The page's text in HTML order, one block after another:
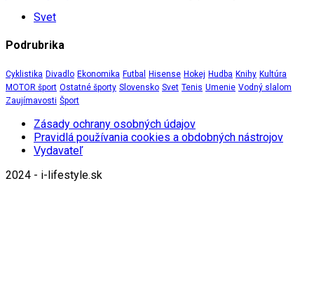
Svet
Podrubrika
Cyklistika Divadlo Ekonomika Futbal Hisense Hokej Hudba Knihy Kultúra
MOTOR šport Ostatné športy Slovensko Svet Tenis Umenie Vodný slalom
Zaujímavosti Šport
Zásady ochrany osobných údajov
Pravidlá používania cookies a obdobných nástrojov
Vydavateľ
2024 - i-lifestyle.sk